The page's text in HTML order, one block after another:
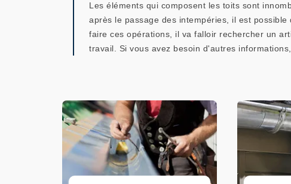
Les éléments qui composent les toits sont
après le passage des intempéries, il est
faire ces opérations, il va falloir rechercher un
travail. Si vous avez besoin d'autres